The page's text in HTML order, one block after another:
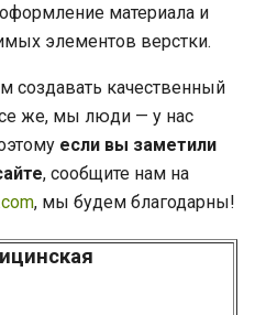
материала и
элементов верстки.
создавать качественный
же, мы люди — у нас
если вы заметили
, сообщите нам на
, мы будем благодарны!